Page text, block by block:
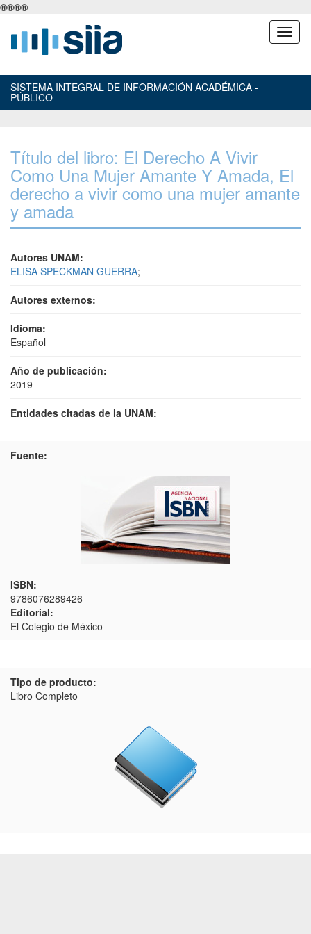
®®®®
SISTEMA INTEGRAL DE INFORMACIÓN ACADÉMICA -
PÚBLICO
Título del libro: El Derecho A Vivir
Como Una Mujer Amante Y Amada, El
derecho a vivir como una mujer amante
y amada
Autores UNAM:
ELISA SPECKMAN GUERRA;
Autores externos:
Idioma:
Español
Año de publicación:
2019
Entidades citadas de la UNAM:
Fuente:
ISBN:
9786076289426
Editorial:
El Colegio de México
Tipo de producto:
Libro Completo